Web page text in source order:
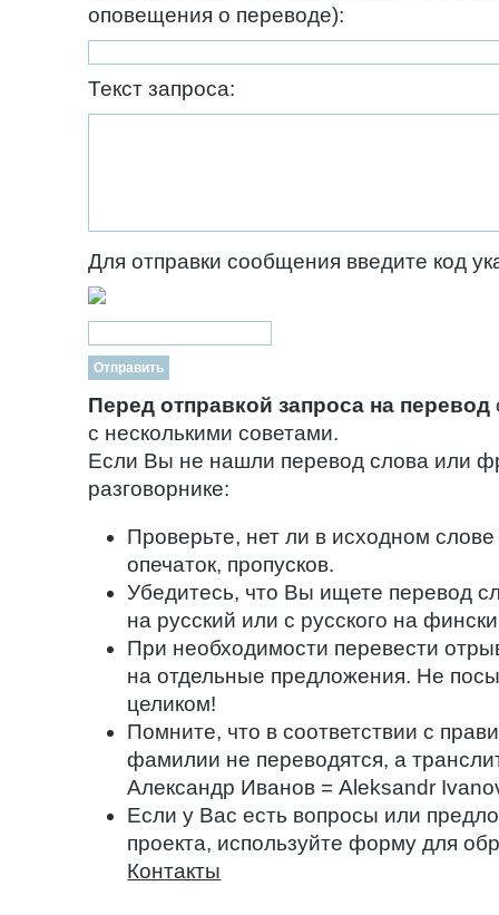
оповещения о переводе):
Текст запроса:
Для отправки сообщения введите код
Перед отправкой запроса на перевод
с несколькими советами.
Если Вы не нашли перевод слова или
разговорнике:
Проверьте, нет ли в исходном
опечаток, пропусков.
Убедитесь, что Вы ищете перевод
на русский или с русского на
При необходимости перевести
на отдельные предложения. Не
целиком!
Помните, что в соответствии с
фамилии не переводятся, а
Александр Иванов = Aleksandr
Если у Вас есть вопросы или
проекта, используйте форму для
Контакты